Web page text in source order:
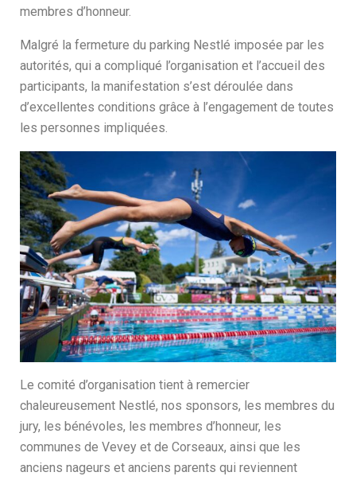
membres d’honneur.
Malgré la fermeture du parking Nestlé imposée par les
autorités, qui a compliqué l’organisation et l’accueil des
participants, la manifestation s’est déroulée dans
d’excellentes conditions grâce à l’engagement de toutes
les personnes impliquées.
Le comité d’organisation tient à remercier
chaleureusement Nestlé, nos sponsors, les membres du
jury, les bénévoles, les membres d’honneur, les
communes de Vevey et de Corseaux, ainsi que les
anciens nageurs et anciens parents qui reviennent